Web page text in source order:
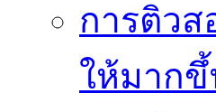
การติวส
ให้มาก